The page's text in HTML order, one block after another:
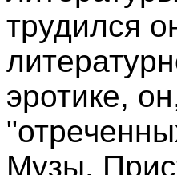
трудился
эротике,
Музы.